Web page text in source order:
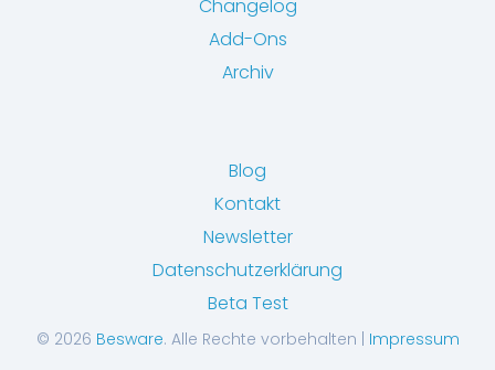
Changelog
Add-Ons
Archiv
Blog
Kontakt
Newsletter
Datenschutzerklärung
Beta Test
© 2026 Besware. Alle Rechte vorbehalten | Impressum